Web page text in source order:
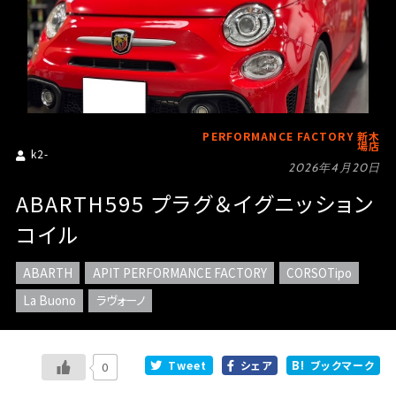
k2-
PERFORMANCE FACTORY 新木
場店
2026年4月20日
ABARTH595 プラグ＆イグニッション
コイル
ABARTH APIT PERFORMANCE FACTORY
CORSOTipo
La Buono
ラヴォーノ
0 Tweet シェア ブックマーク